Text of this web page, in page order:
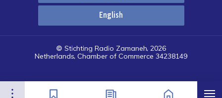
فهرست نشان‌گذاشته‌ها
English
© Stichting Radio Zamaneh, 2026
Netherlands, Chamber of Commerce 34238149